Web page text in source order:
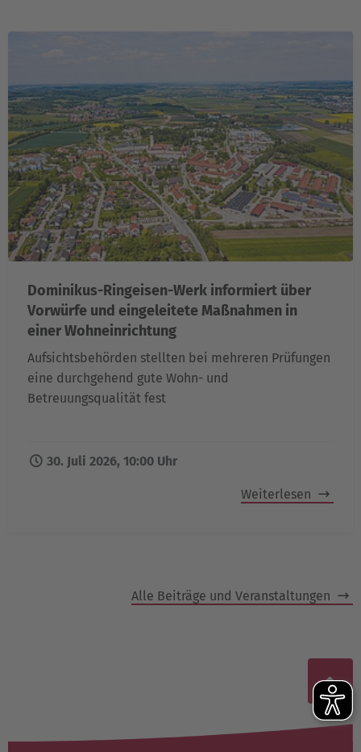
Dominikus-Ringeisen-Werk informiert über
Vorwürfe und eingeleitete Maßnahmen in
einer Wohneinrichtung
Aufsichtsbehörden stellten bei mehreren Prüfungen
eine durchgehend gute Wohn- und
Betreuungsqualität fest
30. Juli 2026, 10:00 Uhr
Weiterlesen
Alle Beiträge und Veranstaltungen